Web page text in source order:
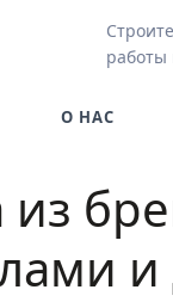
работы
О НАС
и